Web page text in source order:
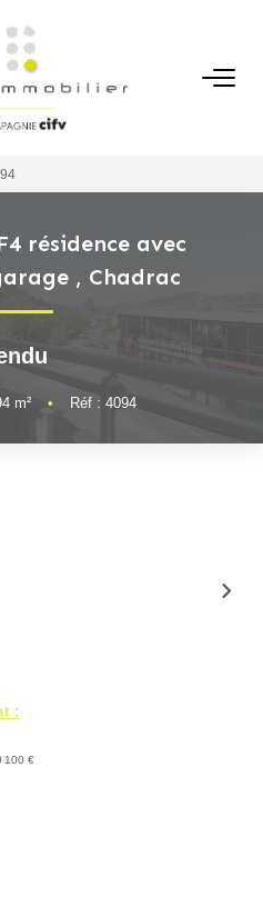
résidence avec
, Chadrac
m² • Réf : 4094
:
100 €